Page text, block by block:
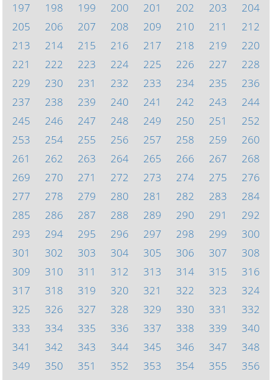
197
198 199 200 201 202 203
204
205
206 207 208 209 210 211
212
213
214 215 216 217 218 219
220
221
222 223 224 225 226 227
228
229
230 231 232 233 234 235
236
237
238 239 240 241 242 243
244
245
246 247 248 249 250 251
252
253
254 255 256 257 258 259
260
261
262 263 264 265 266 267
268
269
270 271 272 273 274 275
276
277
278 279 280 281 282 283
284
285
286 287 288 289 290 291
292
293
294 295 296 297 298 299
300
301
302 303 304 305 306 307
308
309
310 311 312 313 314 315
316
317
318 319 320 321 322 323
324
325
326 327 328 329 330 331
332
333
334 335 336 337 338 339
340
341
342 343 344 345 346 347
348
349
350 351 352 353 354 355
356